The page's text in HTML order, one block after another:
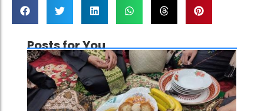
Posts for You